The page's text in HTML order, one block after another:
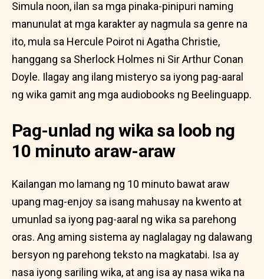
Simula noon, ilan sa mga pinaka-pinipuri naming
manunulat at mga karakter ay nagmula sa genre na
ito, mula sa Hercule Poirot ni Agatha Christie,
hanggang sa Sherlock Holmes ni Sir Arthur Conan
Doyle. Ilagay ang ilang misteryo sa iyong pag-aaral
ng wika gamit ang mga audiobooks ng Beelinguapp.
Pag-unlad ng wika sa loob ng
10 minuto araw-araw
Kailangan mo lamang ng 10 minuto bawat araw
upang mag-enjoy sa isang mahusay na kwento at
umunlad sa iyong pag-aaral ng wika sa parehong
oras. Ang aming sistema ay naglalagay ng dalawang
bersyon ng parehong teksto na magkatabi. Isa ay
nasa iyong sariling wika, at ang isa ay nasa wika na